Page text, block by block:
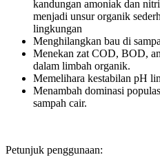
kandungan amoniak dan
menjadi unsur organik
lingkungan
Menghilangkan bau di
Menekan zat COD, BOD,
dalam limbah organik.
Memelihara kestabilan pH
Menambah dominasi
sampah cair.
Petunjuk penggunaan: